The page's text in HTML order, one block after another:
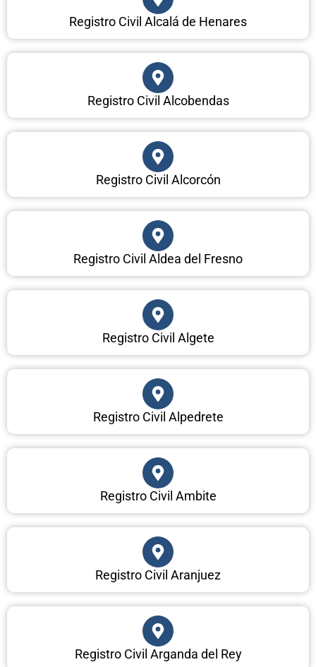
Registro Civil Alcalá de Henares
Registro Civil Alcobendas
Registro Civil Alcorcón
Registro Civil Aldea del Fresno
Registro Civil Algete
Registro Civil Alpedrete
Registro Civil Ambite
Registro Civil Aranjuez
Registro Civil Arganda del Rey